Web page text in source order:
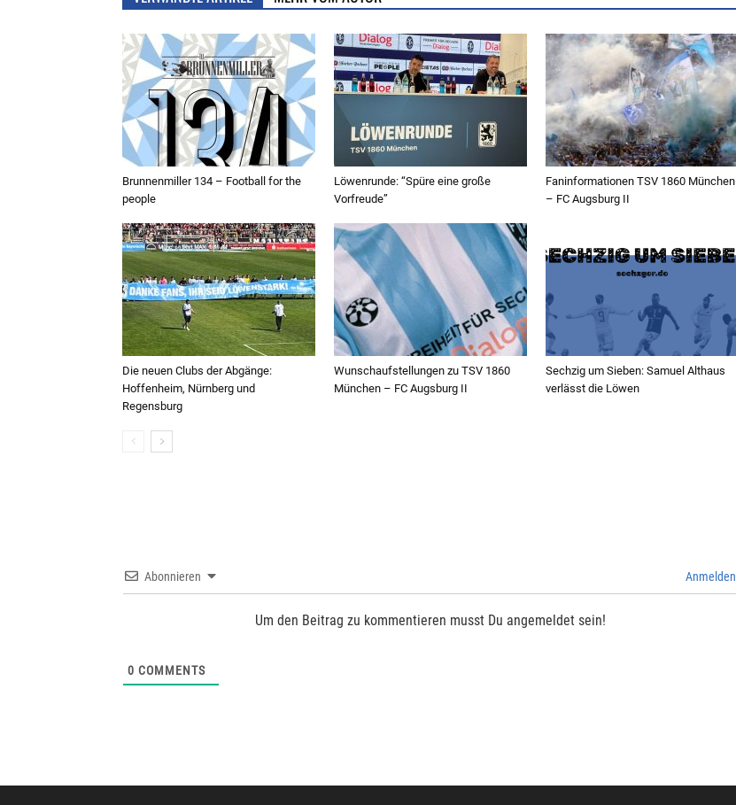
Brunnenmiller 134 – Football for the
people
Löwenrunde: “Spüre eine große
Vorfreude”
Faninformationen TSV 1860 München
– FC Augsburg II
Die neuen Clubs der Abgänge:
Hoffenheim, Nürnberg und
Regensburg
Wunschaufstellungen zu TSV 1860
München – FC Augsburg II
Sechzig um Sieben: Samuel Althaus
verlässt die Löwen
Abonnieren Anmelden
Um den Beitrag zu kommentieren musst Du angemeldet sein!
0 COMMENTS